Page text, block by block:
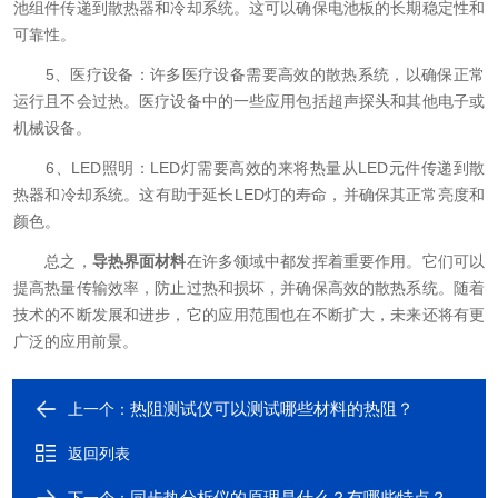
池组件传递到散热器和冷却系统。这可以确保电池板的长期稳定性和
可靠性。
5、医疗设备：许多医疗设备需要高效的散热系统，以确保正常
运行且不会过热。医疗设备中的一些应用包括超声探头和其他电子或
机械设备。
6、LED照明：LED灯需要高效的来将热量从LED元件传递到散
热器和冷却系统。这有助于延长LED灯的寿命，并确保其正常亮度和
颜色。
总之， 导热界面材料在许多领域中都发挥着重要作用。它们可以
提高热量传输效率，防止过热和损坏，并确保高效的散热系统。随着
技术的不断发展和进步，它的应用范围也在不断扩大，未来还将有更
广泛的应用前景。
上一个：热阻测试仪可以测试哪些材料的热阻？
返回列表